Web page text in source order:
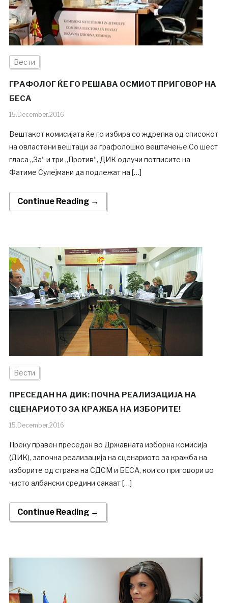
Вести
ГРАФОЛОГ ЌЕ ГО РЕШАВА ОСМИОТ ПРИГОВОР НА
БЕСА
15.December.2016
Вештакот комисијата ќе го избира со ждрепка од списокот
на овластени вештаци за графолошко вештачење.Со шест
гласа „За“ и три „Против“, ДИК одлучи потписите на
Фатиме Сулејмани да подлежат на […]
Continue Reading →
Вести
ПРЕСЕДАН НА ДИК: ПОЧНА РЕАЛИЗАЦИЈА НА
СЦЕНАРИОТО ЗА КРАЖБА НА ИЗБОРИТЕ!
15.December.2016
Преку правен преседан во Државната изборна комисија
(ДИК), започна реализација на сценариото за кражба на
изборите од страна на СДСМ и БЕСА, кои со приговори во
чисто албански средини сакаат […]
Continue Reading →